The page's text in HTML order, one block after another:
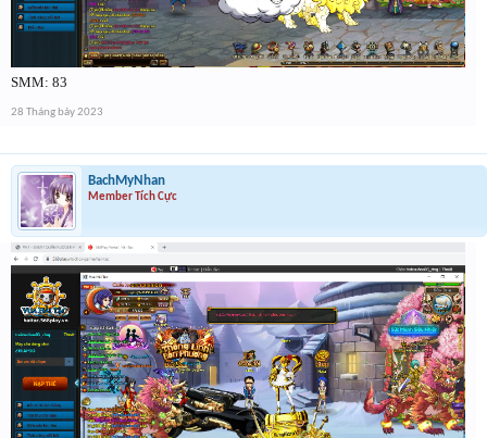
SMM: 83
28 Tháng bảy 2023
BachMyNhan
Member Tích Cực